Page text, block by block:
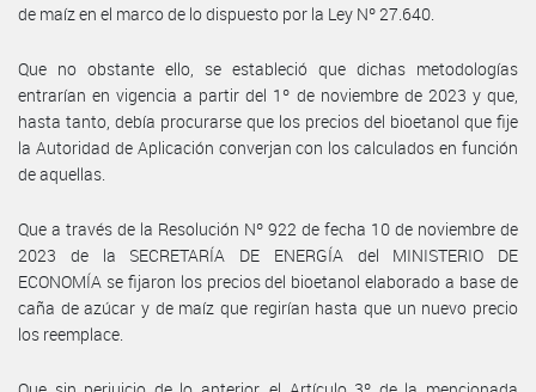
de maíz en el marco de lo dispuesto por la Ley Nº 27.640.
Que no obstante ello, se estableció que dichas metodologías
entrarían en vigencia a partir del 1º de noviembre de 2023 y que,
hasta tanto, debía procurarse que los precios del bioetanol que fije
la Autoridad de Aplicación converjan con los calculados en función
de aquellas.
Que a través de la Resolución Nº 922 de fecha 10 de noviembre de
2023 de la SECRETARÍA DE ENERGÍA del MINISTERIO DE
ECONOMÍA se fijaron los precios del bioetanol elaborado a base de
caña de azúcar y de maíz que regirían hasta que un nuevo precio
los reemplace.